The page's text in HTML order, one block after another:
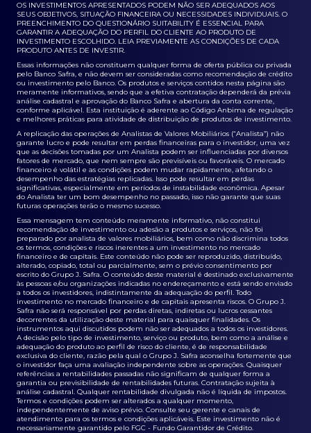
OS INVESTIMENTOS APRESENTADOS PODEM NÃO SER ADEQUADOS AOS
SEUS OBJETIVOS, SITUAÇÃO FINANCEIRA OU NECESSIDADES INDIVIDUAIS. O
PREENCHIMENTO DO QUESTIONÁRIO SUITABILITY É ESSENCIAL PARA
GARANTIR A ADEQUAÇÃO DO PERFIL DO CLIENTE AO PRODUTO DE
INVESTIMENTO ESCOLHIDO. LEIA PREVIAMENTE AS CONDIÇÕES DE CADA
PRODUTO ANTES DE INVESTIR.
Essas informações não constituem qualquer forma de oferta pública ou privada
pelo Banco Safra, e não devem ser consideradas como recomendação de crédito
ou investimento pelo Banco. Os produtos e serviços contidos nesta página são
meramente informativos, sendo que a efetiva contratação dependerá da prévia
análise cadastral e aprovação do Banco Safra e abertura da conta corrente,
conforme aplicável. Esta instituição é aderente ao Código Anbima de regulação
e melhores práticas para atividade de distribuição de produtos de investimento.
A replicação das operações de Analistas de Valores Mobiliários (“Analista”) não
garante lucro e pode resultar em perdas financeiras para o investidor, uma vez
que as decisões tomadas por um Analista podem ser influenciadas por diversos
fatores de mercado, que nem sempre são previsíveis ou favoráveis. O mercado
financeiro é volátil e as condições podem mudar rapidamente, afetando o
desempenho das estratégias replicadas. Isso pode resultar em perdas
significativas, especialmente em períodos de instabilidade econômica. Apesar
do Analista ter um bom desempenho no passado, isso não garante que suas
futuras operações terão o mesmo sucesso.
Essa mensagem tem conteúdo meramente informativo, não constitui
recomendação de investimento ou adesão a produtos e serviços, não foi
preparado por analista de valores mobiliários, bem como não discrimina todos
os termos, condições e riscos inerentes a um investimento no mercado
financeiro e de capitais. Este conteúdo não pode ser reproduzido, distribuído,
alterado, copiado, total ou parcialmente, sem o prévio consentimento por
escrito do Grupo J. Safra. O conteúdo deste material é destinado exclusivamente
às pessoas e/ou organizações indicadas no endereçamento e está sendo enviado
a todos os investidores, indistintamente da adequação do perfil. Todo
investimento no mercado financeiro e de capitais apresenta riscos. O Grupo J.
Safra não será responsável por perdas diretas, indiretas ou lucros cessantes
decorrentes da utilização deste material para quaisquer finalidades. Os
instrumentos aqui discutidos podem não ser adequados a todos os investidores.
A decisão pelo tipo de investimento, serviço ou produto, bem como a análise e
adequação do produto ao perfil de risco do cliente, é de responsabilidade
exclusiva do cliente, razão pela qual o Grupo J. Safra aconselha fortemente que
o investidor faça uma avaliação independente sobre as operações. Quaisquer
referências a rentabilidades passadas não significam de qualquer forma a
garantia ou previsibilidade de rentabilidades futuras. Contratação sujeita à
análise cadastral. Qualquer rentabilidade divulgada não é líquida de impostos.
Termos e condições podem ser alterados a qualquer momento,
independentemente de aviso prévio. Consulte seu gerente e canais de
atendimento para os termos e condições aplicáveis. Este investimento não é
necessariamente garantido pelo FGC - Fundo Garantidor de Crédito.